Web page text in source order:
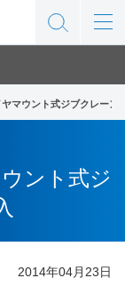
マウント式ジブクレーン
ント式ジ
2014年04月23日